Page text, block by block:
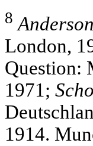
8
London,
Question:
1971;
1914.